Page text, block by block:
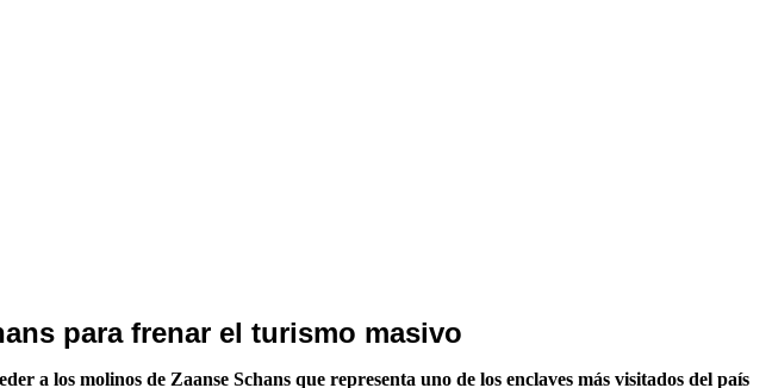
para frenar el turismo masivo
a los molinos de Zaanse Schans que representa uno de los enclaves más visitados del país